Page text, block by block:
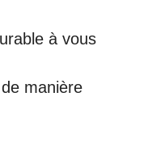
à vous
manière